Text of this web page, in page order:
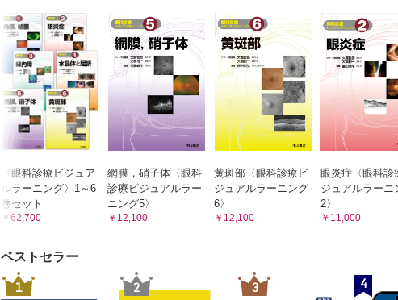
検診で網膜神経線維層欠損を指摘され受診した症例
所見，症状／乳頭出血 （新田耕治）
頻発する乳頭出血がみられ，視野障害がゆっくり進行した症例
所見，症状／乳頭所見と視野所見の不一致 （栗本拓治）
視神経乳頭陥凹拡大はあるが視野障害のみられない前視野緑内障の症例
所見，症状／OCT 所見の評価 （齋藤 瞳）
OCT所見を鵜呑みにすると誤診してしまう可能性のある症例
所見，症状／高眼圧 （臼井審一）
学校健診を契機に高眼圧症を指摘された症例
初期の診断治療／前視野緑内障の管理 （相澤奈帆子，中澤 徹）
初期の診断治療／ベースライン眼圧と危険因子の把握 （森 和彦）
アトピー性皮膚炎へのステロイド軟膏使用中に視神経乳頭陥凹拡大が
初期の診断治療／1 本目の開放隅角緑内障点眼治療 （大鳥安正）
〈眼科診療ビジュア
ルラーニング〉1～6
巻セット
￥62,700
網膜，硝子体〈眼科
診療ビジュアルラー
ニング5〉
￥12,100
黄斑部〈眼科診療ビ
ジュアルラーニング
6〉
￥12,100
眼炎症〈眼科診
ジュアルラーニ
2〉
￥11,000
ベストセラー
1 2 3 4